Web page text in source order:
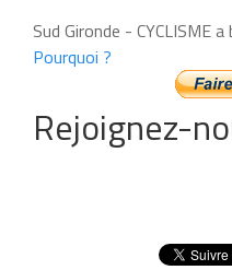
Sud Gironde - CYCLISME
Pourquoi ?
Rejoignez-